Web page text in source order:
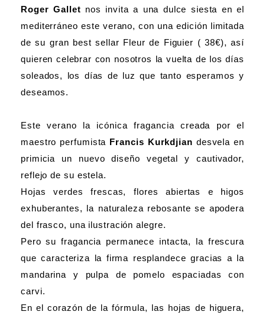
Roger Gallet nos invita a una dulce siesta en el
mediterráneo este verano, con una edición limitada
de su gran best sellar Fleur de Figuier ( 38€), así
quieren celebrar con nosotros la vuelta de los días
soleados, los días de luz que tanto esperamos y
deseamos.
Este verano la icónica fragancia creada por el
maestro perfumista Francis Kurkdjian desvela en
primicia un nuevo diseño vegetal y cautivador,
reflejo de su estela.
Hojas verdes frescas, flores abiertas e higos
exhuberantes, la naturaleza rebosante se apodera
del frasco, una ilustración alegre.
Pero su fragancia permanece intacta, la frescura
que caracteriza la firma resplandece gracias a la
mandarina y pulpa de pomelo espaciadas con
carvi.
En el corazón de la fórmula, las hojas de higuera,